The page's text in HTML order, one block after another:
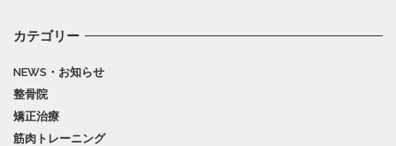
カテゴリー
NEWS・お知らせ
整骨院
矯正治療
筋肉トレーニング